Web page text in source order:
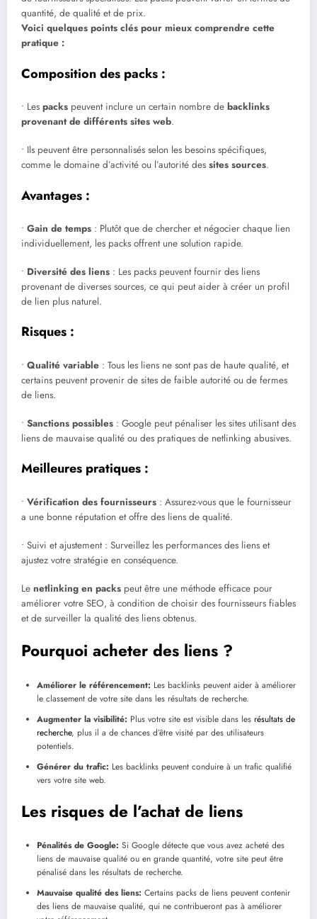
quantité, de qualité et de prix.
Voici quelques points clés pour mieux comprendre cette
pratique :
Composition des packs :
• Les packs peuvent inclure un certain nombre de backlinks
provenant de différents sites web.
• Ils peuvent être personnalisés selon les besoins spécifiques,
comme le domaine d’activité ou l’autorité des sites sources.
Avantages :
• Gain de temps : Plutôt que de chercher et négocier chaque lien
individuellement, les packs offrent une solution rapide.
• Diversité des liens : Les packs peuvent fournir des liens
provenant de diverses sources, ce qui peut aider à créer un profil
de lien plus naturel.
Risques :
• Qualité variable : Tous les liens ne sont pas de haute qualité, et
certains peuvent provenir de sites de faible autorité ou de fermes
de liens.
• Sanctions possibles : Google peut pénaliser les sites utilisant des
liens de mauvaise qualité ou des pratiques de netlinking abusives.
Meilleures pratiques :
• Vérification des fournisseurs : Assurez-vous que le fournisseur
a une bonne réputation et offre des liens de qualité.
• Suivi et ajustement : Surveillez les performances des liens et
ajustez votre stratégie en conséquence.
Le netlinking en packs peut être une méthode efficace pour
améliorer votre SEO, à condition de choisir des fournisseurs fiables
et de surveiller la qualité des liens obtenus.
Pourquoi acheter des liens ?
Améliorer le référencement: Les backlinks peuvent aider à améliorer
le classement de votre site dans les résultats de recherche.
Augmenter la visibilité: Plus votre site est visible dans les résultats de
recherche, plus il a de chances d’être visité par des utilisateurs
potentiels.
Générer du trafic: Les backlinks peuvent conduire à un trafic qualifié
vers votre site web.
Les risques de l’achat de liens
Pénalités de Google: Si Google détecte que vous avez acheté des
liens de mauvaise qualité ou en grande quantité, votre site peut être
pénalisé dans les résultats de recherche.
Mauvaise qualité des liens: Certains packs de liens peuvent contenir
des liens de mauvaise qualité, qui ne contribueront pas à améliorer